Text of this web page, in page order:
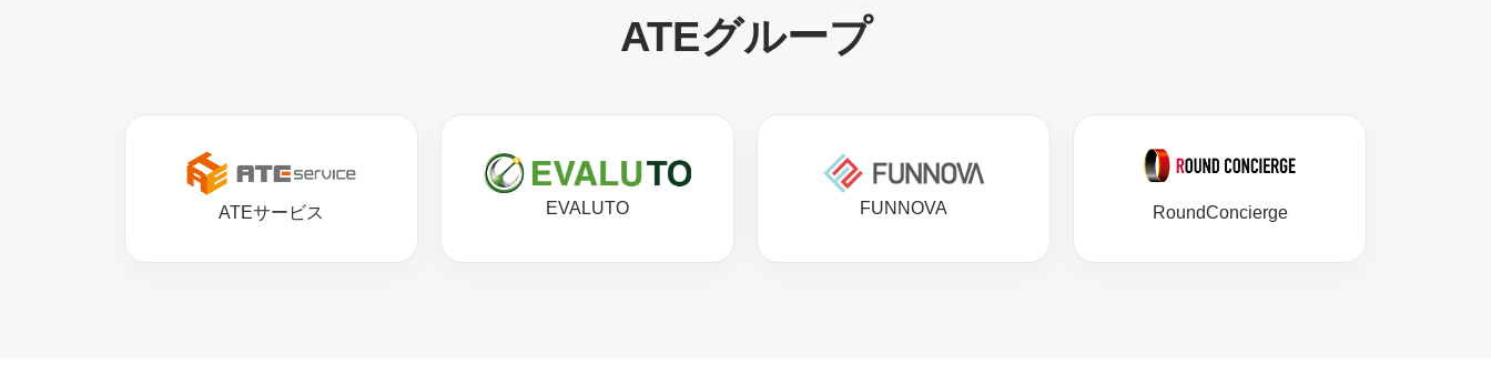
ATEグループ
ATEサービス EVALUTO FUNNOVA RoundConcierge